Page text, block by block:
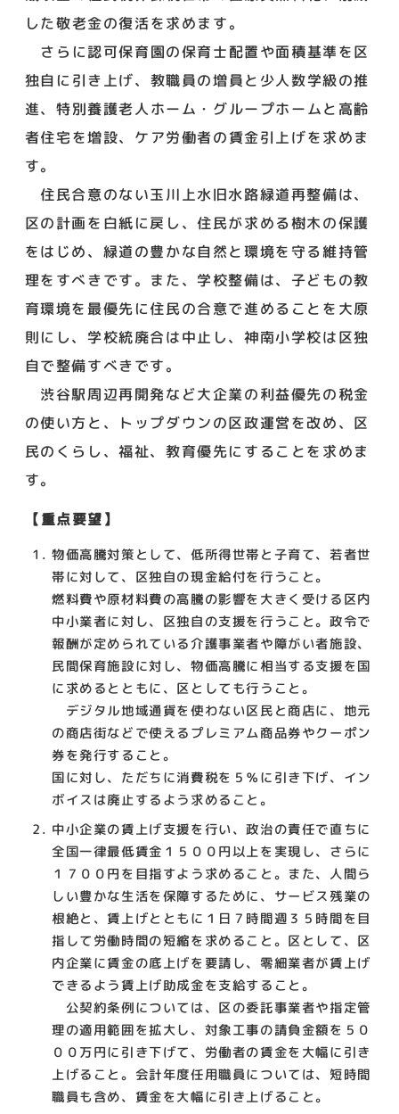
した敬老金の復活を求めます。
さらに認可保育園の保育士配置や面積基準を区
独自に引き上げ、教職員の増員と少人数学級の推
進、特別養護老人ホーム・グループホームと高齢
者住宅を増設、ケア労働者の賃金引上げを求めま
す。
住民合意のない玉川上水旧水路緑道再整備は、
区の計画を白紙に戻し、住民が求める樹木の保護
をはじめ、緑道の豊かな自然と環境を守る維持管
理をすべきです。また、学校整備は、子どもの教
育環境を最優先に住民の合意で進めることを大原
則にし、学校統廃合は中止し、神南小学校は区独
自で整備すべきです。
渋谷駅周辺再開発など大企業の利益優先の税金
の使い方と、トップダウンの区政運営を改め、区
民のくらし、福祉、教育優先にすることを求めま
す。
【重点要望】
物価高騰対策として、低所得世帯と子育て、若者世
帯に対して、区独自の現金給付を行うこと。
燃料費や原材料費の高騰の影響を大きく受ける区内
中小業者に対し、区独自の支援を行うこと。政令で
報酬が定められている介護事業者や障がい者施設、
民間保育施設に対し、物価高騰に相当する支援を国
に求めるとともに、区としても行うこと。
デジタル地域通貨を使わない区民と商店に、地元
の商店街などで使えるプレミアム商品券やクーポン
券を発行すること。
国に対し、ただちに消費税を５％に引き下げ、イン
ボイスは廃止するよう求めること。
中小企業の賃上げ支援を行い、政治の責任で直ちに
全国一律最低賃金１５００円以上を実現し、さらに
１７００円を目指すよう求めること。また、人間ら
しい豊かな生活を保障するために、サービス残業の
根絶と、賃上げとともに１日７時間週３５時間を目
指して労働時間の短縮を求めること。区として、区
内企業に賃金の底上げを要請し、零細業者が賃上げ
できるよう賃上げ助成金を支給すること。
公契約条例については、区の委託事業者や指定管
理の適用範囲を拡大し、対象工事の請負金額を５０
００万円に引き下げて、労働者の賃金を大幅に引き
上げること。会計年度任用職員については、短時間
職員も含め、賃金を大幅に引き上げること。